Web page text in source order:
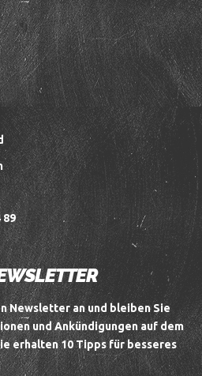
89
Newsletter an und bleiben Sie
und Ankündigungen auf dem
erhalten 10 Tipps für besseres